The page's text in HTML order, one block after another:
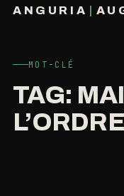
ANGURIA
MOT-CLÉ
TAG:
L’ORDRE
COMME
SANS
TÊTE
27
JANVIER
8
MIN